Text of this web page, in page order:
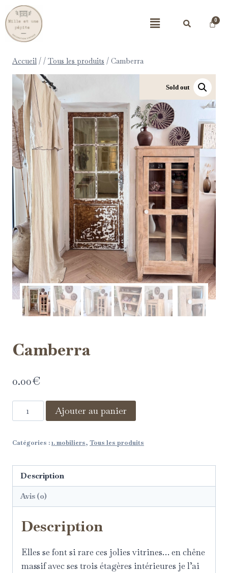
Accueil / / Tous les produits / Camberra
Sold out
Camberra
0.00€
Ajouter au panier
Catégories :1. mobiliers, Tous les produits
Description
Avis (0)
Description
Elles se font si rare ces jolies vitrines… en chêne
massif avec ses trois étagères intérieures je l’ai